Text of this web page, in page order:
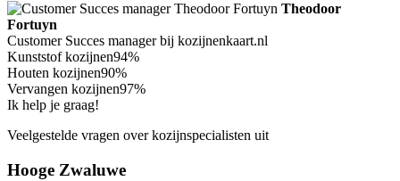
Theodoor
Fortuyn
Customer Succes manager bij kozijnenkaart.nl
Kunststof kozijnen94%
Houten kozijnen90%
Vervangen kozijnen97%
Ik help je graag!
Veelgestelde vragen over kozijnspecialisten uit
Hooge Zwaluwe